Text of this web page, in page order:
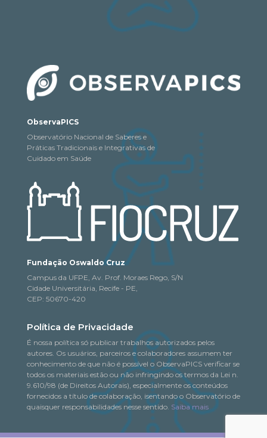
ObservaPICS
Observatório Nacional de Saberes e
Práticas Tradicionais e Integrativas de
Cuidado em Saúde
Fundação Oswaldo Cruz
Campus da UFPE, Av. Prof. Moraes Rego, S/N
Cidade Universitária, Recife - PE,
CEP: 50670-420
Política de Privacidade
É nossa política só publicar trabalhos autorizados pelos
autores. Os usuários, parceiros e colaboradores assumem ter
conhecimento de que não é possível o ObservaPICS verificar se
todos os materiais estão ou não infringindo os termos da Lei n.
9.610/98 (de Direitos Autorais), especialmente os conteúdos
fornecidos a título de colaboração, isentando o Observatório de
quaisquer responsabilidades nesse sentido. Saiba mais